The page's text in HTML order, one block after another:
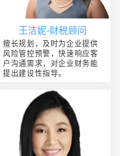
王洁妮-财税顾问
擅长规划，及时为企业提供
风险管控预警，快速响应客
户沟通需求，对企业财务能
提出建设性指导。